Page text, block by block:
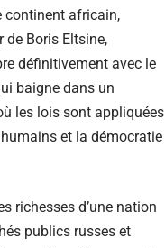
continent africain,
de Boris Eltsine,
définitivement avec le
baigne dans un
les lois sont appliquées
et la démocratie
richesses d’une nation
publics russes et